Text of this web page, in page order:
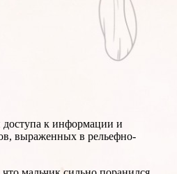
доступа к информации и
выраженных в рельефно-